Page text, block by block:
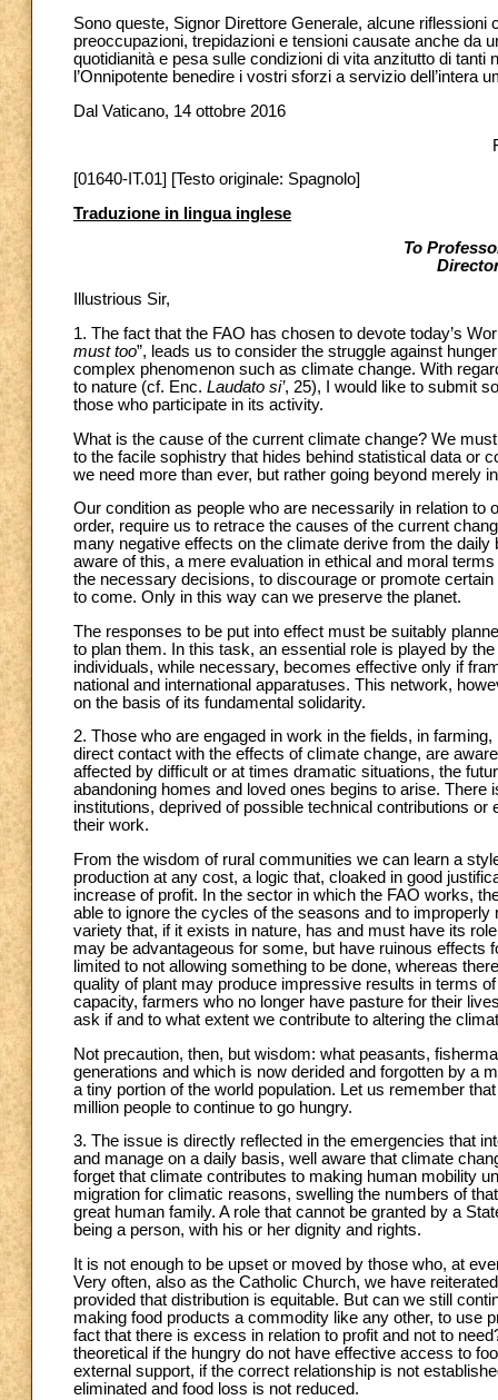
Sono queste, Signor Direttore Generale, alcune
preoccupazioni, trepidazioni e tensioni causate anche da
quotidianità e pesa sulle condizioni di vita anzitutto di tanti
l’Onnipotente benedire i vostri sforzi a servizio dell’intera
Dal Vaticano, 14 ottobre 2016
[01640-IT.01] [Testo originale: Spagnolo]
Traduzione in lingua inglese
To
Illustrious Sir,
1. The fact that the FAO has chosen to devote today’s
must too”, leads us to consider the struggle against
complex phenomenon such as climate change. With
to nature (cf. Enc. Laudato si’, 25), I would like to submit
those who participate in its activity.
What is the cause of the current climate change? We
to the facile sophistry that hides behind statistical data or
we need more than ever, but rather going beyond merely
Our condition as people who are necessarily in relation to
order, require us to retrace the causes of the current
many negative effects on the climate derive from the
aware of this, a mere evaluation in ethical and moral
the necessary decisions, to discourage or promote
to come. Only in this way can we preserve the planet.
The responses to be put into effect must be suitably
to plan them. In this task, an essential role is played by
individuals, while necessary, becomes effective only if
national and international apparatuses. This network,
on the basis of its fundamental solidarity.
2. Those who are engaged in work in the fields, in
direct contact with the effects of climate change, are
affected by difficult or at times dramatic situations, the
abandoning homes and loved ones begins to arise.
institutions, deprived of possible technical contributions
their work.
From the wisdom of rural communities we can learn a
production at any cost, a logic that, cloaked in good
increase of profit. In the sector in which the FAO works,
able to ignore the cycles of the seasons and to
variety that, if it exists in nature, has and must have its
may be advantageous for some, but have ruinous effects
limited to not allowing something to be done, whereas
quality of plant may produce impressive results in terms
capacity, farmers who no longer have pasture for their
ask if and to what extent we contribute to altering the
Not precaution, then, but wisdom: what peasants,
generations and which is now derided and forgotten by a
a tiny portion of the world population. Let us remember
million people to continue to go hungry.
3. The issue is directly reflected in the emergencies that
and manage on a daily basis, well aware that climate
forget that climate contributes to making human mobility
migration for climatic reasons, swelling the numbers of
great human family. A role that cannot be granted by a
being a person, with his or her dignity and rights.
It is not enough to be upset or moved by those who, at
Very often, also as the Catholic Church, we have
provided that distribution is equitable. But can we still
making food products a commodity like any other, to use
fact that there is excess in relation to profit and not to
theoretical if the hungry do not have effective access to
external support, if the correct relationship is not
eliminated and food loss is not reduced.